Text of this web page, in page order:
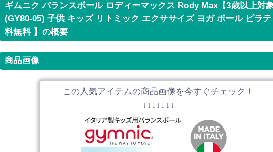
ギムニク バランスボール ロディーマックス Rody Max【3歳以上対象
(GY80-05) 子供 キッズ リトミック エクササイズ ヨガ ボール ピラ
料無料 】の概要
商品画像
この人気アイテムの商品画像を今すぐチェック！
↓↓↓↓↓↓↓